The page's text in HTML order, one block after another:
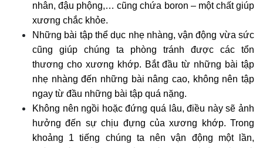
nhân, đậu phộng,… cũng chứa boron – một chất giúp
xương chắc khỏe.
Những bài tập thể dục nhẹ nhàng, vận động vừa sức
cũng giúp chúng ta phòng tránh được các tổn
thương cho xương khớp. Bắt đầu từ những bài tập
nhẹ nhàng đến những bài nâng cao, không nên tập
ngay từ đầu những bài tập quá nặng.
Không nên ngồi hoặc đứng quá lâu, điều này sẽ ảnh
hưởng đến sự chịu đựng của xương khớp. Trong
khoảng 1 tiếng chúng ta nên vận động một lần,